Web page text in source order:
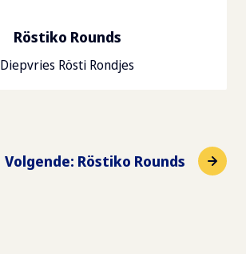
Volgende: Röstiko Rounds
Röstiko Rounds
Diepvries Rösti Rondjes